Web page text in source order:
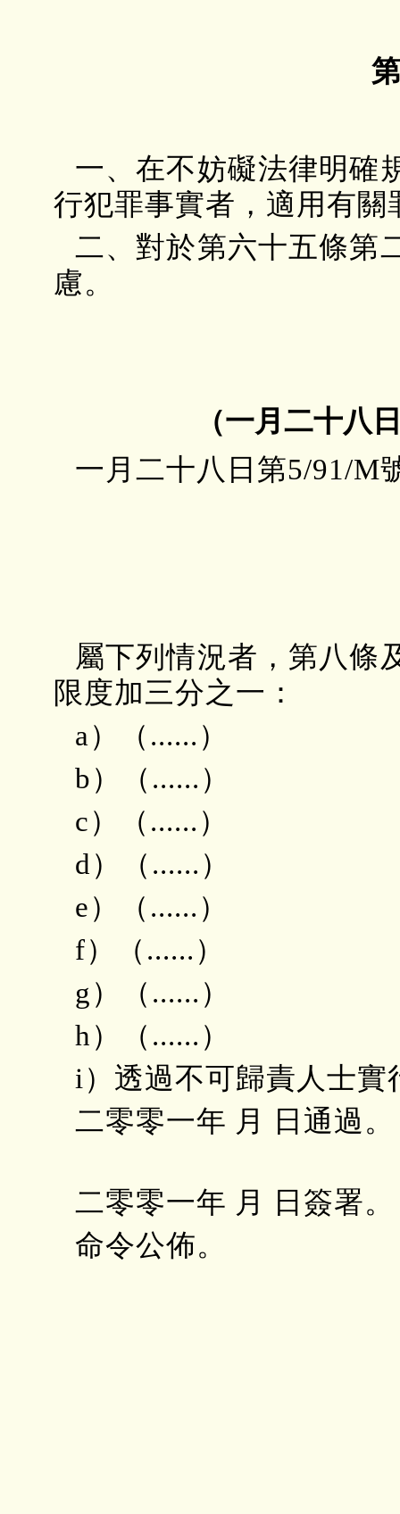
一、在不妨礙法律明確
行犯罪事實者，適用有
二、對於第六十五條第
慮。
（一月二十八
一月二十八日第5/91/M
屬下列情況者，第八條
限度加三分之一：
a）（......）
b）（......）
c）（......）
d）（......）
e）（......）
f）（......）
g）（......）
h）（......）
i）透過不可歸責人士實
二零零一年 月 日通過。
二零零一年 月 日簽署。
命令公佈。